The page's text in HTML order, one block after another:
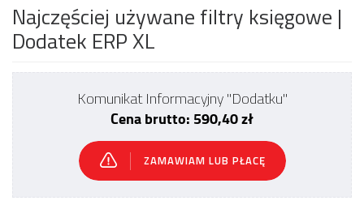
Najczęściej używane filtry księgowe |
Dodatek ERP XL
Komunikat Informacyjny "Dodatku"
Cena brutto: 590,40 zł
ZAMAWIAM LUB PŁACĘ